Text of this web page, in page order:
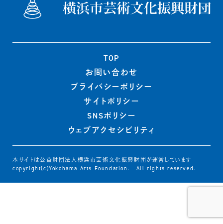
TOP
お問い合わせ
プライバシーポリシー
サイトポリシー
SNSポリシー
ウェブアクセシビリティ
本サイトは公益財団法人横浜市芸術文化振興財団が運営しています
copyright(c)Yokohama Arts Foundation. All rights reserved.